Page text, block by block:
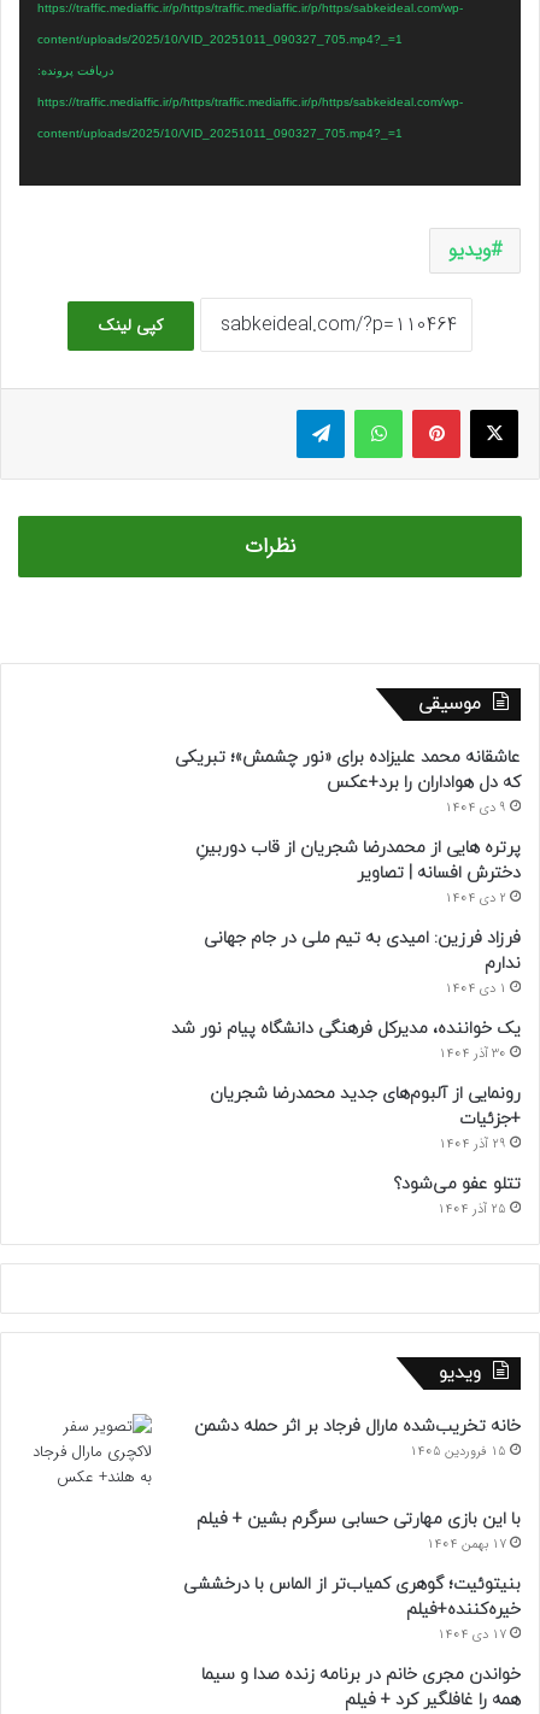
https://traffic.mediaffic.ir/p/https/traffic.mediaffic.ir/p/https/sabkeideal.com/wp-
content/uploads/2025/10/VID_20251011_090327_705.mp4?_=1
دریافت پرونده:
https://traffic.mediaffic.ir/p/https/traffic.mediaffic.ir/p/https/sabkeideal.com/wp-
content/uploads/2025/10/VID_20251011_090327_705.mp4?_=1
ویدیو
کپی لینک
ایکس پینتریستواتس آپ تلگرام
نظرات
موسیقی
عاشقانه محمد علیزاده برای «نور چشمش»؛ تبریکی
که دل هواداران را برد+عکس
9 دی 1404
پرتره هایی از محمدرضا شجریان از قاب دوربینِ
دخترش افسانه | تصاویر
2 دی 1404
فرزاد فرزین: امیدی به تیم ملی در جام جهانی
ندارم
1 دی 1404
یک خواننده، مدیرکل فرهنگی دانشگاه پیام نور شد
30 آذر 1404
رونمایی از آلبوم‌های جدید محمدرضا شجریان
+جزئیات
29 آذر 1404
تتلو عفو می‌شود؟
25 آذر 1404
ویدیو
خانه تخریب‌شده مارال فرجاد بر اثر حمله دشمن
15 فروردین 1405
با این بازی مهارتی حسابی سرگرم بشین + فیلم
17 بهمن 1404
بنیتوئیت؛ گوهری کمیاب‌تر از الماس با درخششی
خیره‌کننده+فیلم
17 دی 1404
خواندن مجری خانم در برنامه زنده صدا و سیما
همه را غافلگیر کرد + فیلم